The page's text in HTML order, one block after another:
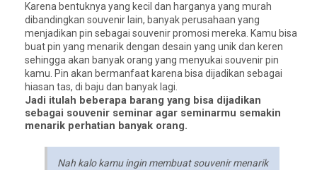
Karena bentuknya yang kecil dan harganya yang murah
dibandingkan souvenir lain, banyak perusahaan yang
menjadikan pin sebagai souvenir promosi mereka. Kamu bisa
buat pin yang menarik dengan desain yang unik dan keren
sehingga akan banyak orang yang menyukai souvenir pin
kamu. Pin akan bermanfaat karena bisa dijadikan sebagai
hiasan tas, di baju dan banyak lagi.
Jadi itulah beberapa barang yang bisa dijadikan
sebagai souvenir seminar agar seminarmu semakin
menarik perhatian banyak orang.
Nah kalo kamu ingin membuat souvenir menarik